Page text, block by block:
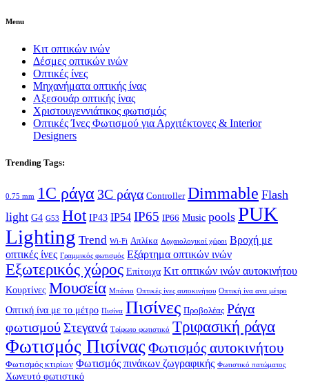
Menu
Κιτ οπτικών ινών
Δέσμες οπτικών ινών
Οπτικές ίνες
Μηχανήματα οπτικής ίνας
Αξεσουάρ οπτικής ίνας
Χριστουγεννιάτικος φωτισμός
Οπτικές Ίνες Φωτισμού για Αρχιτέκτονες & Interior
Designers
Trending Tags:
0.75 mm 1C ράγα 3C ράγα Controller Dimmable Flash
light G4 G53 Hot IP43 IP54 IP65 IP66 Music pools PUK
Lighting Trend Wi-Fi Απλίκα Αρχαιολογικοί χώροι Βροχή με
οπτικές ίνες Γραμμικός φωτισμός Εξάρτημα οπτικών ινών
Εξωτερικός χώρος Επίτοιχα Κιτ οπτικών ινών αυτοκινήτου
Κουρτίνες Μουσεία Μπάνιο Οπτικές ίνες αυτοκινήτου Οπτική ίνα ανα μέτρο
Οπτική ίνα με το μέτρο Πισίνα Πισίνες Προβολέας Ράγα
φωτισμού Στεγανά Τρίφωτο φωτιστικό Τριφασική ράγα
Φωτισμός Πισίνας Φωτισμός αυτοκινήτου
Φωτισμός κτιρίων Φωτισμός πινάκων ζωγραφικής Φωτιστικό πατώματος
Χωνευτό φωτιστικό